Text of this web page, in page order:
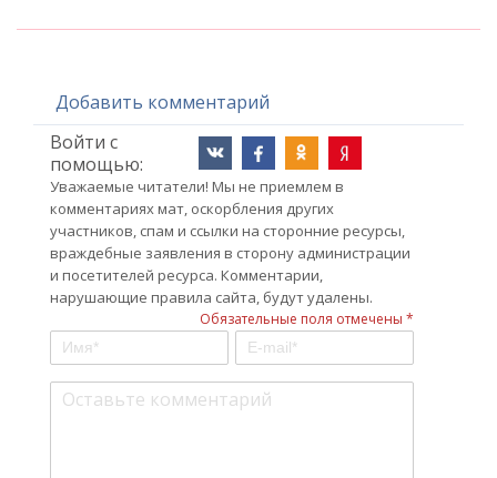
Добавить комментарий
Войти с
помощью:
Уважаемые читатели! Мы не приемлем в
комментариях мат, оскорбления других
участников, спам и ссылки на сторонние ресурсы,
враждебные заявления в сторону администрации
и посетителей ресурса. Комментарии,
нарушающие правила сайта, будут удалены.
Обязательные поля отмечены *